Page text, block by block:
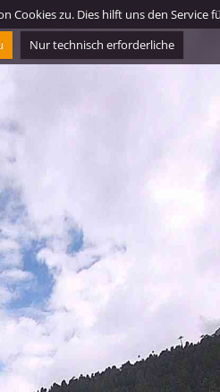
Cookies zu. Dies hilft uns den Service
Nur technisch erforderliche